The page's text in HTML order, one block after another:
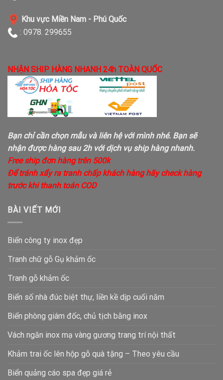
Khu vực Miền Nam - Phú Quốc
: 0978. 299655
NHẬN SHIP HÀNG NHANH 24h TOÀN QUỐC
Bạn chỉ cần chọn mẫu và liên hệ với mình nhé. Bạn sẽ
nhận được hàng sau 2h với dịch vụ ship hàng nhanh.
Free ship đơn hàng trên 500k
Để tránh xẩy ra tranh chấp khách hàng hãy check hàng
trước khi thanh toán COD
BÀI VIẾT MỚI
Biển công ty inox đẹp
Tranh chữ gỗ Gụ khảm ốc
Tranh gỗ khảm ốc
Biển số nhà đúc biệt thự, liền kề dịp cuối năm
Biển phòng giám đốc, chủ tịch bằng inox
Vách ngăn inox mạ vàng gương trang trí nội thất
Khảm trai ốc lên hộp gỗ quà tặng – Theo yêu cầu
Biển quảng cáo spa đẹp giá rẻ